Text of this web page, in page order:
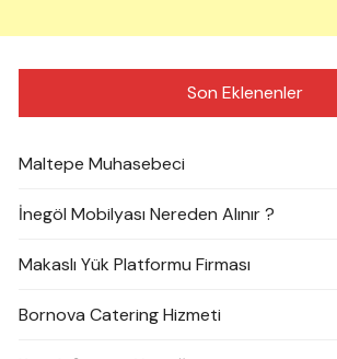
Son Eklenenler
Maltepe Muhasebeci
İnegöl Mobilyası Nereden Alınır ?
Makaslı Yük Platformu Firması
Bornova Catering Hizmeti